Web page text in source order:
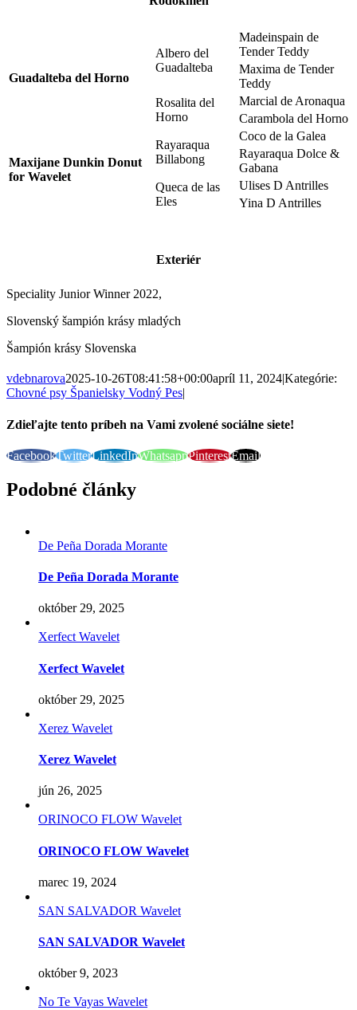
Guadalteba del Horno
Albero del
Guadalteba
Madeinspain de
Tender Teddy
Maxima de Tender
Teddy
Rosalita del
Horno
Marcial de Aronaqua
Carambola del Horno
Maxijane Dunkin Donut
for Wavelet
Rayaraqua
Billabong
Coco de la Galea
Rayaraqua Dolce &
Gabana
Queca de las
Eles
Ulises D Antrilles
Yina D Antrilles
Exteriér
Speciality Junior Winner 2022,
Slovenský šampión krásy mladých
Šampión krásy Slovenska
vdebnarova2025-10-26T08:41:58+00:00apríl 11, 2024|Kategórie:
Chovné psy Španielsky Vodný Pes|
Zdieľajte tento príbeh na Vami zvolené sociálne siete!
FacebookTwitterLinkedInWhatsappPinterestEmail
Podobné články
De Peña Dorada Morante
De Peña Dorada Morante
október 29, 2025
Xerfect Wavelet
Xerfect Wavelet
október 29, 2025
Xerez Wavelet
Xerez Wavelet
jún 26, 2025
ORINOCO FLOW Wavelet
ORINOCO FLOW Wavelet
marec 19, 2024
SAN SALVADOR Wavelet
SAN SALVADOR Wavelet
október 9, 2023
No Te Vayas Wavelet